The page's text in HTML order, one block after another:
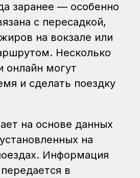
заранее — особенно
с пересадкой,
на вокзале или
Несколько
онлайн могут
и сделать поездку
на основе данных
на
Информация
в